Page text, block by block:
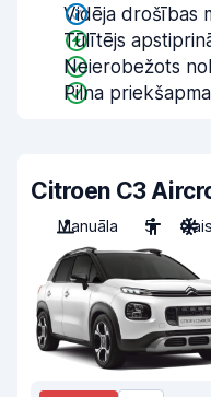
Vidēja drošības
Tūlītējs
Neierobežots
Pilna
Citroen C3
Manuāla
5